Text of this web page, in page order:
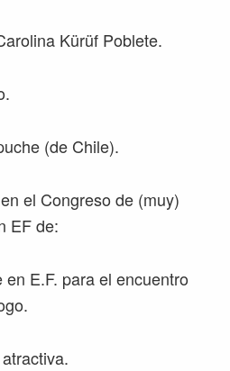
Kürüf Poblete.
(de Chile).
el Congreso de (muy)
EF de:
E.F. para el encuentro